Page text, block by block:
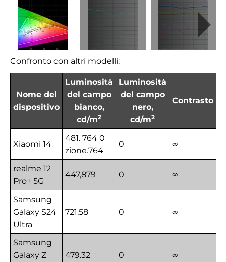
Confronto con altri modelli:
Nome del
dispositivo
Luminosità
del campo
bianco,
cd/m2
Luminosità
del campo
nero,
cd/m2
Contrasto
Xiaomi 14
481. 764 0
zione.764
0 ∞
realme 12
Pro+ 5G
447,879 0 ∞
Samsung
Galaxy S24
Ultra
721,58 0 ∞
Samsung
Galaxy Z
479.32 0 ∞